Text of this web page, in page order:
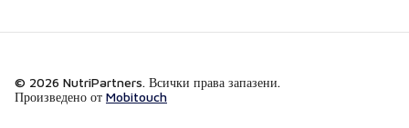
© 2026 NutriPartners. Всички права запазени.
Произведено от Mobitouch